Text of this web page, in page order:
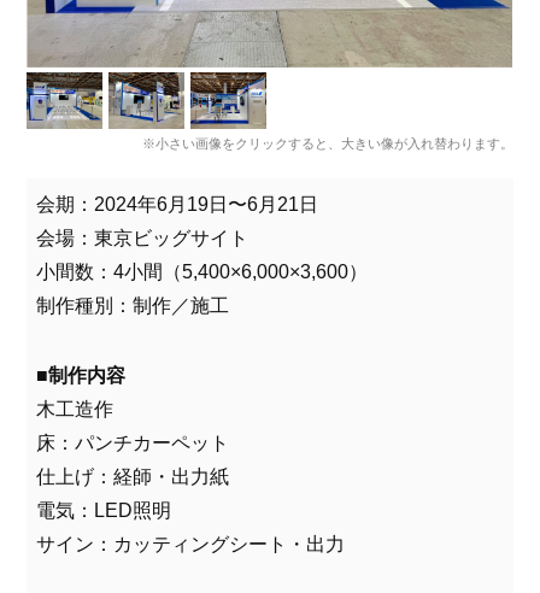
※小さい画像をクリックすると、大きい像が入れ替わります。
会期：2024年6月19日〜6月21日
会場：東京ビッグサイト
小間数：4小間（5,400×6,000×3,600）
制作種別：制作／施工
■制作内容
木工造作
床：パンチカーペット
仕上げ：経師・出力紙
電気：LED照明
サイン：カッティングシート・出力